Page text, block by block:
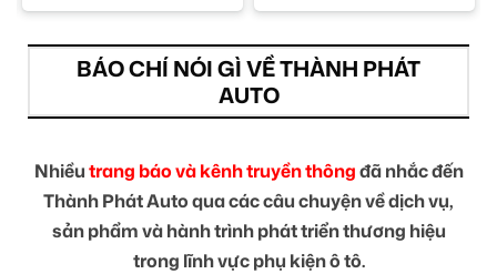
BÁO CHÍ NÓI GÌ VỀ THÀNH PHÁT
AUTO
Nhiềutrang báo và kênh truyền thôngđã nhắc đến
Thành Phát Auto qua các câu chuyện về dịch vụ,
sản phẩm và hành trình phát triển thương hiệu
trong lĩnh vực phụ kiện ô tô.